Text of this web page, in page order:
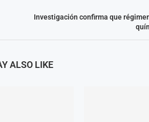
Investigación confirma que
ALSO LIKE